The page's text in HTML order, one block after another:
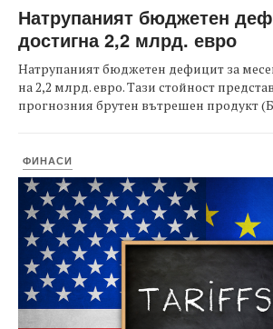
Натрупаният бюджетен
достигна 2,2 млрд. евро
Натрупаният бюджетен дефицит за
на 2,2 млрд. евро. Тази стойност
прогнозния брутен вътрешен продукт
ФИНАСИ